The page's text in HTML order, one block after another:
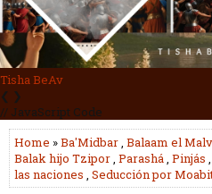
Profetas
❮ ❯
// JavaScript Code
Home »Ba'Midbar Balaam el
Balak hijo Tzipor Parashá Pinjás
las naciones Seducción por